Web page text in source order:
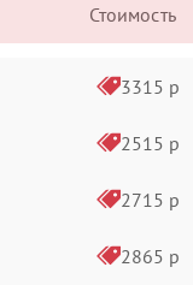
Стоимость
3315 р
2515 р
2715 р
2865 р